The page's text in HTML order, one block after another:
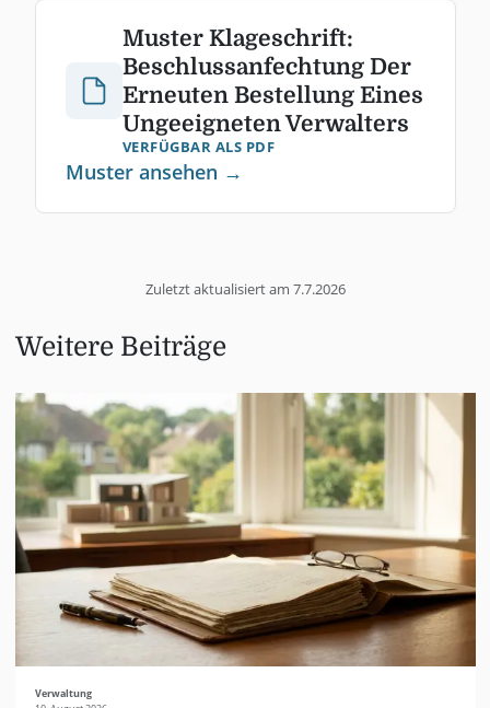
Muster Klageschrift:
Beschlussanfechtung Der
Erneuten Bestellung Eines
Ungeeigneten Verwalters
VERFÜGBAR ALS PDF
Muster ansehen →
Zuletzt aktualisiert am 7.7.2026
Weitere Beiträge
Verwaltung